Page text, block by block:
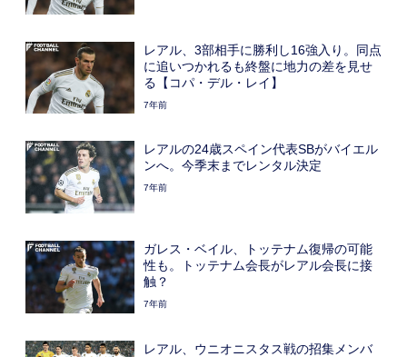
レアル、3部相手に勝利し16強入り。同点
に追いつかれるも終盤に地力の差を見せ
る【コパ・デル・レイ】
7年前
レアルの24歳スペイン代表SBがバイエル
ンへ。今季末までレンタル決定
7年前
ガレス・ベイル、トッテナム復帰の可能
性も。トッテナム会長がレアル会長に接
触？
7年前
レアル、ウニオニスタス戦の招集メンバ